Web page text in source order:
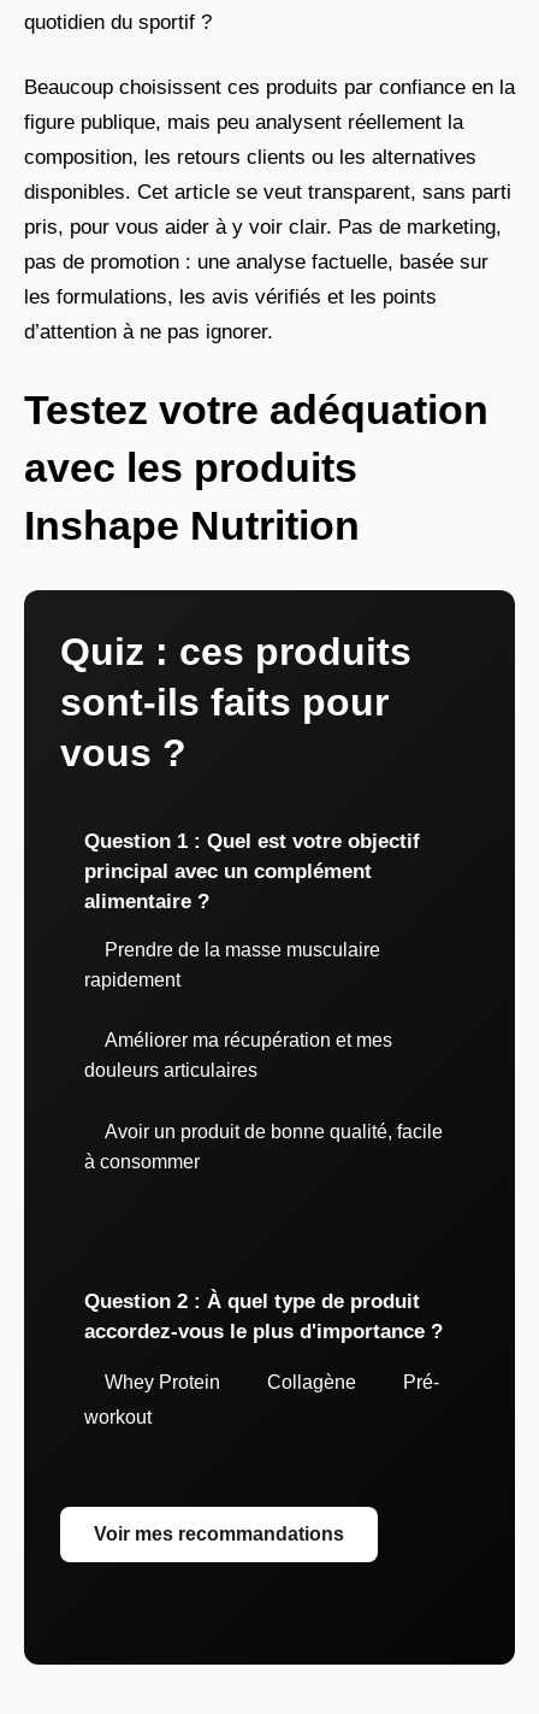
quotidien du sportif ?
Beaucoup choisissent ces produits par confiance en la
figure publique, mais peu analysent réellement la
composition, les retours clients ou les alternatives
disponibles. Cet article se veut transparent, sans parti
pris, pour vous aider à y voir clair. Pas de marketing,
pas de promotion : une analyse factuelle, basée sur
les formulations, les avis vérifiés et les points
d’attention à ne pas ignorer.
Testez votre adéquation
avec les produits
Inshape Nutrition
Quiz : ces produits
sont-ils faits pour
vous ?
Question 1 : Quel est votre objectif
principal avec un complément
alimentaire ?
Prendre de la masse musculaire
rapidement
Améliorer ma récupération et mes
douleurs articulaires
Avoir un produit de bonne qualité, facile
à consommer
Question 2 : À quel type de produit
accordez-vous le plus d'importance ?
Whey Protein Collagène
Pré-
workout
Voir mes recommandations